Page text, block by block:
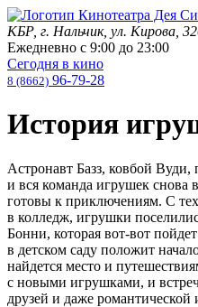
КБР, г. Нальчик, ул. Кирова,
Ежедневно с 9:00 до 23:00
Сегодня в кино
8 (8662) 96-79-28
История
Астронавт Базз, ковбой
и вся команда игрушек снова
готовы к приключениям. С
в колледж, игрушки
Бонни, которая вот-вот
в детском саду положит
найдется место и
с новыми игрушками, и
друзей и даже романтической